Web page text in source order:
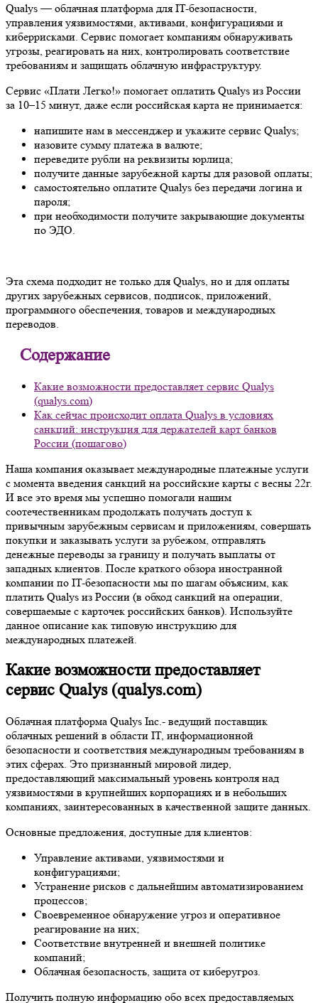
Qualys — облачная платформа для IT-безопасности,
управления уязвимостями, активами, конфигурациями и
киберрисками. Сервис помогает компаниям обнаруживать
угрозы, реагировать на них, контролировать соответствие
требованиям и защищать облачную инфраструктуру.
Сервис «Плати Легко!» помогает оплатить Qualys из России
за 10–15 минут, даже если российская карта не принимается:
напишите нам в мессенджер и укажите сервис Qualys;
назовите сумму платежа в валюте;
переведите рубли на реквизиты юрлица;
получите данные зарубежной карты для разовой оплаты;
самостоятельно оплатите Qualys без передачи логина и
пароля;
при необходимости получите закрывающие документы
по ЭДО.
Эта схема подходит не только для Qualys, но и для оплаты
других зарубежных сервисов, подписок, приложений,
программного обеспечения, товаров и международных
переводов.
Содержание
Какие возможности предоставляет сервис Qualys
(qualys.com)
Как сейчас происходит оплата Qualys в условиях
санкций: инструкция для держателей карт банков
России (пошагово)
Наша компания оказывает международные платежные услуги
с момента введения санкций на российские карты с весны 22г.
И все это время мы успешно помогали нашим
соотечественникам продолжать получать доступ к
привычным зарубежным сервисам и приложениям, совершать
покупки и заказывать услуги за рубежом, отправлять
денежные переводы за границу и получать выплаты от
западных клиентов. После краткого обзора иностранной
компании по IT-безопасности мы по шагам объясним, как
платить Qualys из России (в обход санкций на операции,
совершаемые с карточек российских банков). Используйте
данное описание как типовую инструкцию для
международных платежей.
Какие возможности предоставляет
сервис Qualys (qualys.com)
Облачная платформа Qualys Inc.- ведущий поставщик
облачных решений в области IT, информационной
безопасности и соответствия международным требованиям в
этих сферах. Это признанный мировой лидер,
предоставляющий максимальный уровень контроля над
уязвимостями в крупнейших корпорациях и в небольших
компаниях, заинтересованных в качественной защите данных.
Основные предложения, доступные для клиентов:
Управление активами, уязвимостями и
конфигурациями;
Устранение рисков с дальнейшим автоматизированием
процессов;
Своевременное обнаружение угроз и оперативное
реагирование на них;
Соответствие внутренней и внешней политике
компаний;
Облачная безопасность, защита от киберугроз.
Получить полную информацию обо всех предоставляемых